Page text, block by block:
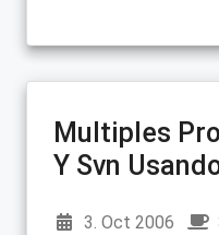
Multiples
Y Svn
3. Oct 2006